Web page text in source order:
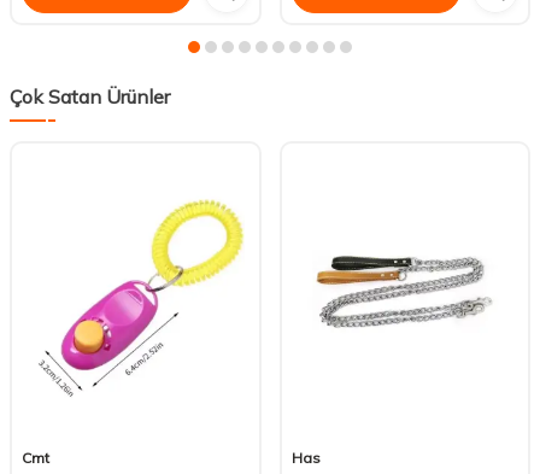
Çok Satan Ürünler
Cmt
Has